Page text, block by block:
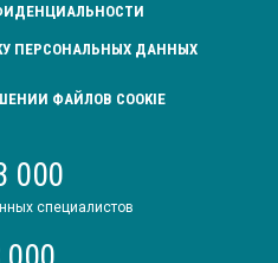
ПЕРСОНАЛЬНЫХ ДАННЫХ
ФАЙЛОВ COOKIE
000
специалистов